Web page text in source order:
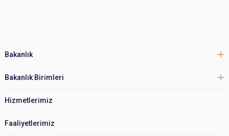
Bakanlık
Bakanlık Birimleri
Hizmetlerimiz
Faaliyetlerimiz